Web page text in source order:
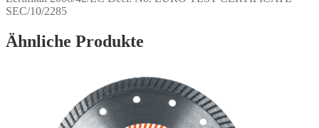
SEC/10/2285
Ähnliche Produkte